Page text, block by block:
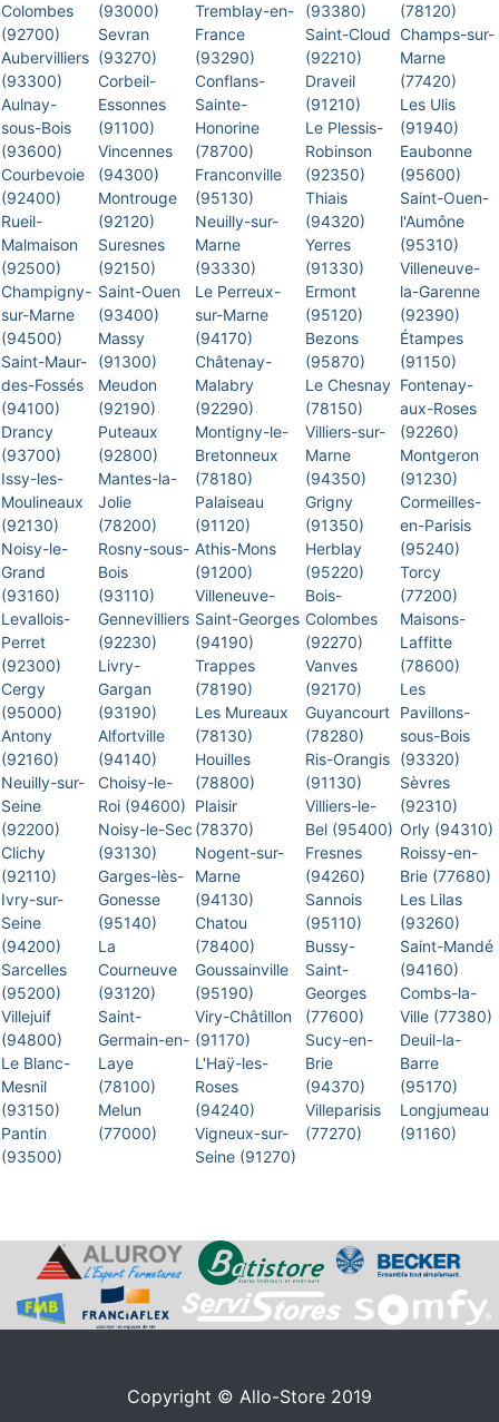
Colombes
(92700)
Aubervilliers
(93300)
Aulnay-
sous-Bois
(93600)
Courbevoie
(92400)
Rueil-
Malmaison
(92500)
Champigny-
sur-Marne
(94500)
Saint-Maur-
des-Fossés
(94100)
Drancy
(93700)
Issy-les-
Moulineaux
(92130)
Noisy-le-
Grand
(93160)
Levallois-
Perret
(92300)
Cergy
(95000)
Antony
(92160)
Neuilly-sur-
Seine
(92200)
Clichy
(92110)
Ivry-sur-
Seine
(94200)
Sarcelles
(95200)
Villejuif
(94800)
Le Blanc-
Mesnil
(93150)
Pantin
(93500)
(93000)
Sevran
(93270)
Corbeil-
Essonnes
(91100)
Vincennes
(94300)
Montrouge
(92120)
Suresnes
(92150)
Saint-Ouen
(93400)
Massy
(91300)
Meudon
(92190)
Puteaux
(92800)
Mantes-la-
Jolie
(78200)
Rosny-sous-
Bois
(93110)
Gennevilliers
(92230)
Livry-
Gargan
(93190)
Alfortville
(94140)
Choisy-le-
Roi (94600)
Noisy-le-Sec
(93130)
Garges-lès-
Gonesse
(95140)
La
Courneuve
(93120)
Saint-
Germain-en-
Laye
(78100)
Melun
(77000)
Tremblay-en-
France
(93290)
Conflans-
Sainte-
Honorine
(78700)
Franconville
(95130)
Neuilly-sur-
Marne
(93330)
Le Perreux-
sur-Marne
(94170)
Châtenay-
Malabry
(92290)
Montigny-le-
Bretonneux
(78180)
Palaiseau
(91120)
Athis-Mons
(91200)
Villeneuve-
Saint-Georges
(94190)
Trappes
(78190)
Les Mureaux
(78130)
Houilles
(78800)
Plaisir
(78370)
Nogent-sur-
Marne
(94130)
Chatou
(78400)
Goussainville
(95190)
Viry-Châtillon
(91170)
L'Haÿ-les-
Roses
(94240)
Vigneux-sur-
Seine (91270)
(93380)
Saint-Cloud
(92210)
Draveil
(91210)
Le Plessis-
Robinson
(92350)
Thiais
(94320)
Yerres
(91330)
Ermont
(95120)
Bezons
(95870)
Le Chesnay
(78150)
Villiers-sur-
Marne
(94350)
Grigny
(91350)
Herblay
(95220)
Bois-
Colombes
(92270)
Vanves
(92170)
Guyancourt
(78280)
Ris-Orangis
(91130)
Villiers-le-
Bel (95400)
Fresnes
(94260)
Sannois
(95110)
Bussy-
Saint-
Georges
(77600)
Sucy-en-
Brie
(94370)
Villeparisis
(77270)
(78120)
Champs-sur-
Marne
(77420)
Les Ulis
(91940)
Eaubonne
(95600)
Saint-Ouen-
l'Aumône
(95310)
Villeneuve-
la-Garenne
(92390)
Étampes
(91150)
Fontenay-
aux-Roses
(92260)
Montgeron
(91230)
Cormeilles-
en-Parisis
(95240)
Torcy
(77200)
Maisons-
Laffitte
(78600)
Les
Pavillons-
sous-Bois
(93320)
Sèvres
(92310)
Orly (94310)
Roissy-en-
Brie (77680)
Les Lilas
(93260)
Saint-Mandé
(94160)
Combs-la-
Ville (77380)
Deuil-la-
Barre
(95170)
Longjumeau
(91160)
Copyright © Allo-Store 2019